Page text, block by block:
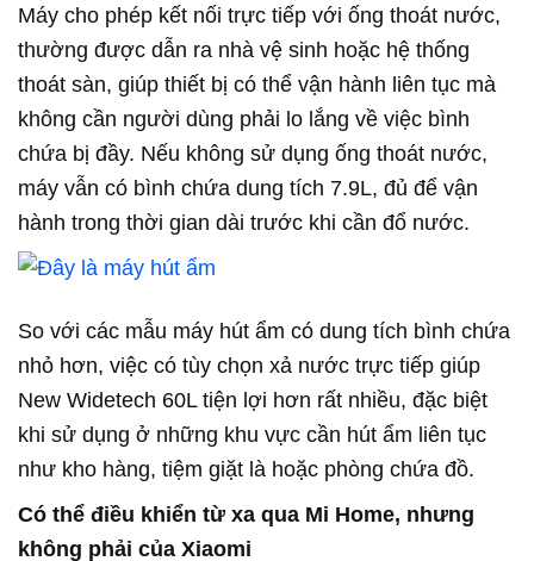
Máy cho phép kết nối trực tiếp với ống thoát nước,
thường được dẫn ra nhà vệ sinh hoặc hệ thống
thoát sàn, giúp thiết bị có thể vận hành liên tục mà
không cần người dùng phải lo lắng về việc bình
chứa bị đầy. Nếu không sử dụng ống thoát nước,
máy vẫn có bình chứa dung tích 7.9L, đủ để vận
hành trong thời gian dài trước khi cần đổ nước.
So với các mẫu máy hút ẩm có dung tích bình chứa
nhỏ hơn, việc có tùy chọn xả nước trực tiếp giúp
New Widetech 60L tiện lợi hơn rất nhiều, đặc biệt
khi sử dụng ở những khu vực cần hút ẩm liên tục
như kho hàng, tiệm giặt là hoặc phòng chứa đồ.
Có thể điều khiển từ xa qua Mi Home, nhưng
không phải của Xiaomi